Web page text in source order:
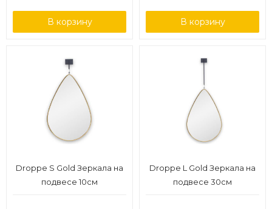
В корзину В корзину
Droppe S Gold Зеркала на
подвесе 10см
Droppe L Gold Зеркала на
подвесе 30см